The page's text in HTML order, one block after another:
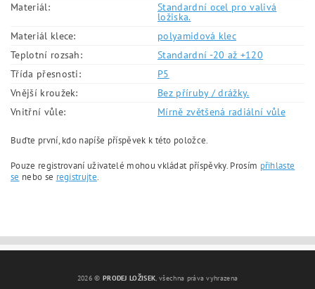
Materiál:
Standardní ocel pro valivá
ložiska.
Materiál klece:
polyamidová klec
Teplotní rozsah:
Standardní -20 až +120
Třída přesnosti:
P5
Vnější kroužek:
Bez příruby / drážky.
Vnitřní vůle:
Mírně zvětšená radiální vůle
Buďte první, kdo napíše příspěvek k této položce.
Pouze registrovaní uživatelé mohou vkládat příspěvky. Prosím přihlaste
se nebo se registrujte.
2026 © PRODEJ LOŽISEK, všechna práva vyhrazena